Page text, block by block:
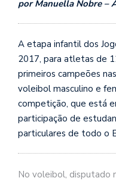
por Manuella Nobre –
A etapa infantil dos
2017, para atletas de
primeiros campeões
voleibol masculino e
competição, que está
participação de
particulares de todo o
No voleibol, disputado